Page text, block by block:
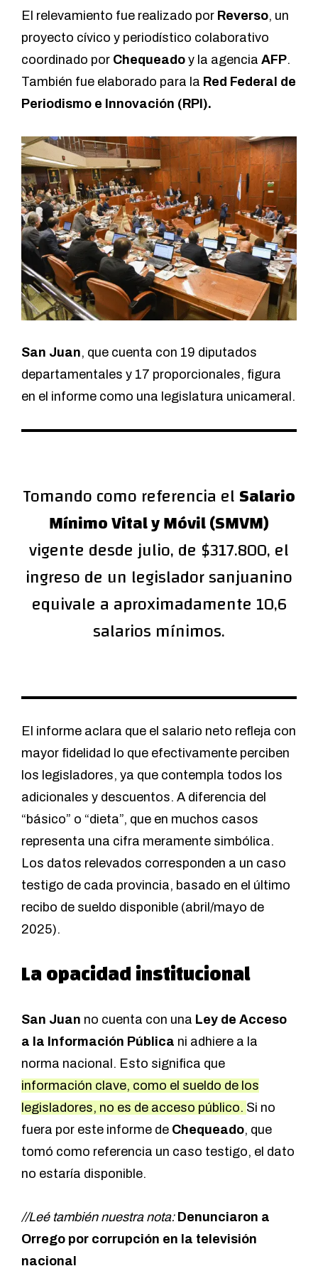
El relevamiento fue realizado por Reverso, un
proyecto cívico y periodístico colaborativo
coordinado por Chequeado y la agencia AFP.
También fue elaborado para la Red Federal de
Periodismo e Innovación (RPI).
San Juan, que cuenta con 19 diputados
departamentales y 17 proporcionales, figura
en el informe como una legislatura unicameral.
Tomando como referencia elSalario
Mínimo Vital y Móvil (SMVM)
vigente desde julio, de $317.800, el
ingreso de un legislador sanjuanino
equivale a aproximadamente 10,6
salarios mínimos.
El informe aclara que el salario neto refleja con
mayor fidelidad lo que efectivamente perciben
los legisladores, ya que contempla todos los
adicionales y descuentos. A diferencia del
“básico” o “dieta”, que en muchos casos
representa una cifra meramente simbólica.
Los datos relevados corresponden a un caso
testigo de cada provincia, basado en el último
recibo de sueldo disponible (abril/mayo de
2025).
La opacidad institucional
San Juan no cuenta con una Ley de Acceso
a la Información Pública ni adhiere a la
norma nacional. Esto significa que
información clave, como el sueldo de los
legisladores, no es de acceso público. Si no
fuera por este informe de Chequeado, que
tomó como referencia un caso testigo, el dato
no estaría disponible.
//Leé también nuestra nota: Denunciaron a
Orrego por corrupción en la televisión
nacional